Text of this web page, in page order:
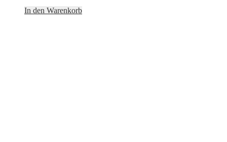
In den Warenkorb